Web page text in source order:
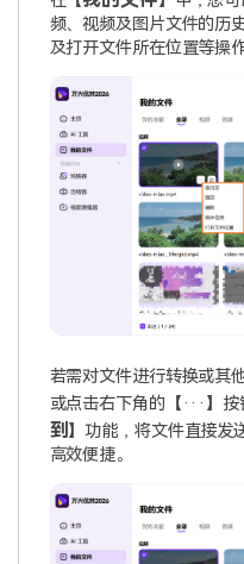
频、视频及图片文件的历
及打开文件所在位置等操作
若需对文件进行转换或其
或点击右下角的【···】
到】功能，将文件直接发
高效便捷。